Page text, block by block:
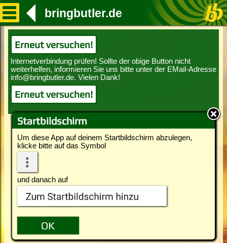
Startbildschirm
Um diese App auf deinem Startbildschirm abzulegen,
klicke bitte auf das Symbol
und danach auf
bringbutler.de
Erneut versuchen!
Erneut versuchen!